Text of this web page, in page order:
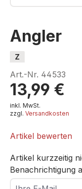
Angler
Z
Art.-Nr. 44533
13,99 €
inkl. MwSt.
zzgl. Versandkosten
Artikel bewerten
Artikel kurzzeitig
Benachrichtigung
Ihre E-Mail